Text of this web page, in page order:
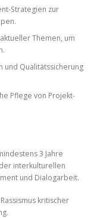
Strategien zur
Themen, um
und Qualitätssicherung
Pflege von Projekt-
3 Jahre
interkulturellen
und Dialogarbeit.
kritischer